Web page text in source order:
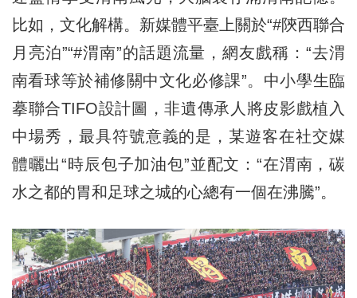
比如，文化解構。新媒體平臺上關於“#陝西聯合
月亮泊”“#渭南”的話題流量，網友戲稱：“去渭
南看球等於補修關中文化必修課”。中小學生臨
摹聯合TIFO設計圖，非遺傳承人將皮影戲植入
中場秀，最具符號意義的是，某遊客在社交媒
體曬出“時辰包子加油包”並配文：“在渭南，碳
水之都的胃和足球之城的心總有一個在沸騰”。